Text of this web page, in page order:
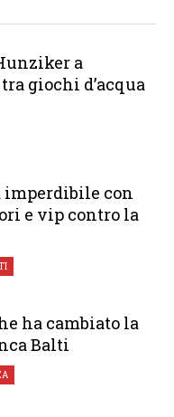
a
giochi d’acqua
imperdibile con
e vip contro la
ha cambiato la
Balti